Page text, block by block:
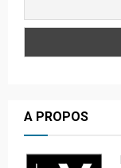
A PROPOS